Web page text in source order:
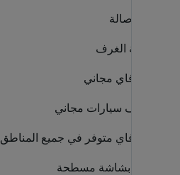
بار / صالة
خدمة الغرف
واي فاي مجاني
موقف سيارات مجاني
واي فاي متوفر في جميع المناطق
تلفاز بشاشة مسطحة